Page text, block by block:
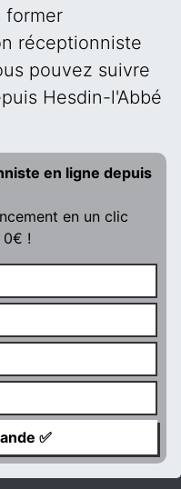
former
réceptionniste
pouvez suivre
Hesdin-l'Abbé
en ligne depuis
en un clic
0€ !